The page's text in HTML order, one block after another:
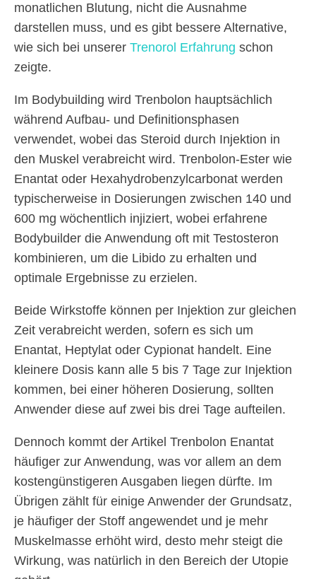
monatlichen Blutung, nicht die Ausnahme
darstellen muss, und es gibt bessere Alternative,
wie sich bei unserer Trenorol Erfahrung schon
zeigte.
Im Bodybuilding wird Trenbolon hauptsächlich
während Aufbau- und Definitionsphasen
verwendet, wobei das Steroid durch Injektion in
den Muskel verabreicht wird. Trenbolon-Ester wie
Enantat oder Hexahydrobenzylcarbonat werden
typischerweise in Dosierungen zwischen 140 und
600 mg wöchentlich injiziert, wobei erfahrene
Bodybuilder die Anwendung oft mit Testosteron
kombinieren, um die Libido zu erhalten und
optimale Ergebnisse zu erzielen.
Beide Wirkstoffe können per Injektion zur gleichen
Zeit verabreicht werden, sofern es sich um
Enantat, Heptylat oder Cypionat handelt. Eine
kleinere Dosis kann alle 5 bis 7 Tage zur Injektion
kommen, bei einer höheren Dosierung, sollten
Anwender diese auf zwei bis drei Tage aufteilen.
Dennoch kommt der Artikel Trenbolon Enantat
häufiger zur Anwendung, was vor allem an dem
kostengünstigeren Ausgaben liegen dürfte. Im
Übrigen zählt für einige Anwender der Grundsatz,
je häufiger der Stoff angewendet und je mehr
Muskelmasse erhöht wird, desto mehr steigt die
Wirkung, was natürlich in den Bereich der Utopie